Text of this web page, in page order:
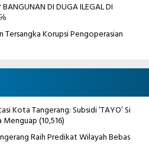
DI DUGA ILEGAL DI
Korupsi Pengoperasian
Kota Tangerang: Subsidi ‘TAYO’ Si
Menguap(10,516)
Raih Predikat Wilayah Bebas